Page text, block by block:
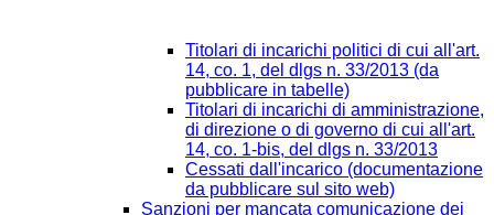
Titolari di incarichi politici di cui all'art.
14, co. 1, del dlgs n. 33/2013 (da
pubblicare in tabelle)
Titolari di incarichi di amministrazione,
di direzione o di governo di cui all'art.
14, co. 1-bis, del dlgs n. 33/2013
Cessati dall'incarico (documentazione
da pubblicare sul sito web)
Sanzioni per mancata comunicazione dei